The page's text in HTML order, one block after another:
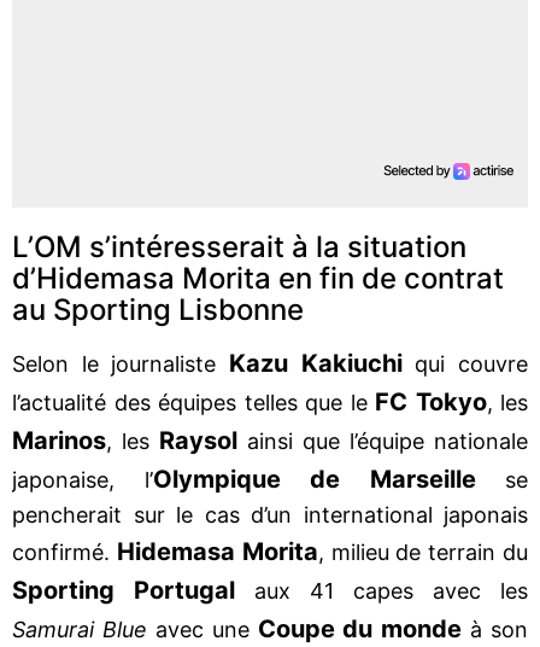
L’OM s’intéresserait à la situation
d’Hidemasa Morita en fin de contrat
au Sporting Lisbonne
Selon le journaliste Kazu Kakiuchi qui couvre
l’actualité des équipes telles que le FC Tokyo, les
Marinos, les Raysol ainsi que l’équipe nationale
japonaise, l’Olympique de Marseillese
pencherait sur le cas d’un international japonais
confirmé. Hidemasa Morita, milieu de terrain du
Sporting Portugal
aux 41 capes avec les
Samurai Blue avec une Coupe du monde à son